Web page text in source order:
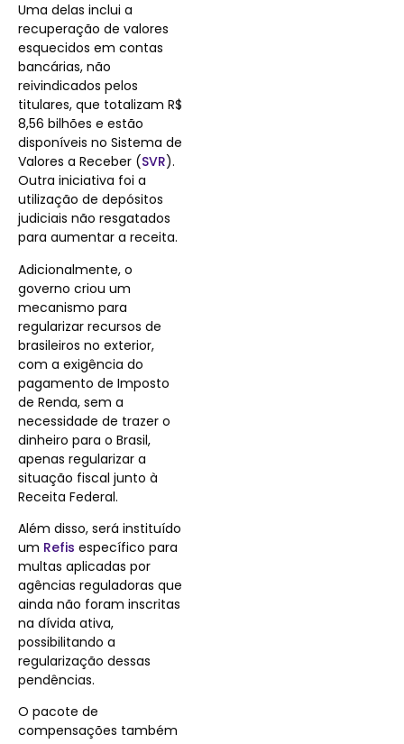
Uma delas inclui a
recuperação de valores
esquecidos em contas
bancárias, não
reivindicados pelos
titulares, que totalizam R$
8,56 bilhões e estão
disponíveis no Sistema de
Valores a Receber (SVR).
Outra iniciativa foi a
utilização de depósitos
judiciais não resgatados
para aumentar a receita.
Adicionalmente, o
governo criou um
mecanismo para
regularizar recursos de
brasileiros no exterior,
com a exigência do
pagamento de Imposto
de Renda, sem a
necessidade de trazer o
dinheiro para o Brasil,
apenas regularizar a
situação fiscal junto à
Receita Federal.
Além disso, será instituído
um Refis específico para
multas aplicadas por
agências reguladoras que
ainda não foram inscritas
na dívida ativa,
possibilitando a
regularização dessas
pendências.
O pacote de
compensações também